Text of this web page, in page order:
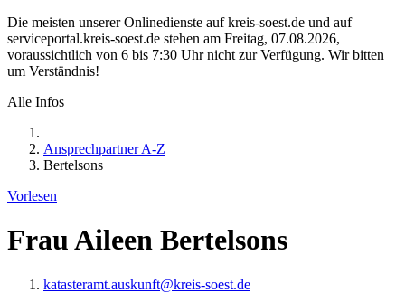
Die meisten unserer Onlinedienste auf kreis-soest.de und auf
serviceportal.kreis-soest.de stehen am Freitag, 07.08.2026,
voraussichtlich von 6 bis 7:30 Uhr nicht zur Verfügung. Wir bitten
um Verständnis!
Alle Infos
Ansprechpartner A-Z
Bertelsons
Vorlesen
Frau Aileen Bertelsons
katasteramt.auskunft@​kreis-soest.de